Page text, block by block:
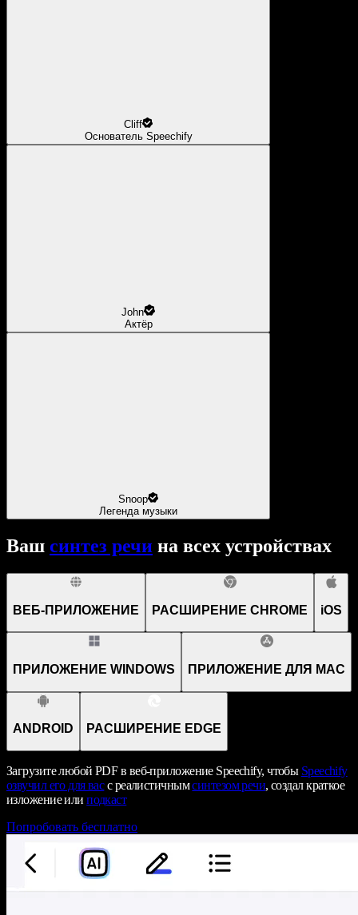
Cliff
Основатель Speechify
John
Актёр
Snoop
Легенда музыки
Ваш синтез речи на всех устройствах
ВЕБ-ПРИЛОЖЕНИЕ РАСШИРЕНИЕ CHROME iOS
ПРИЛОЖЕНИЕ WINDOWS ПРИЛОЖЕНИЕ ДЛЯ MAC
ANDROID РАСШИРЕНИЕ EDGE
Загрузите любой PDF в веб-приложение Speechify, чтобы Speechify
озвучил его для васс реалистичнымсинтезом речи, создал краткое
изложение илиподкаст
Попробовать бесплатно